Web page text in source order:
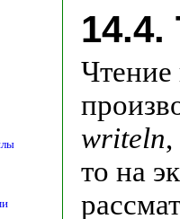
Чтение
writeln
то на